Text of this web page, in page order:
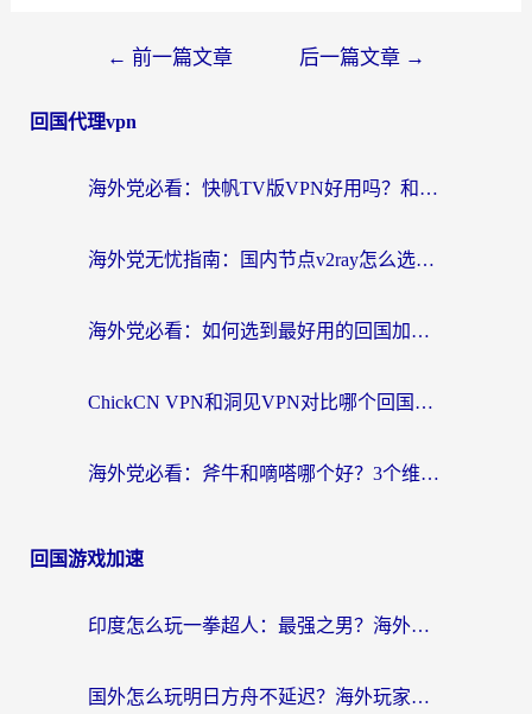
← 前一篇文章 后一篇文章 →
回国代理vpn
海外党必看：快帆TV版VPN好用吗？和快游VPN对比哪个回国效果更好？附实用避坑指南
海外党无忧指南：国内节点v2ray怎么选？一键回国VPN+多场景实测帮你避坑
海外党必看：如何选到最好用的回国加速器？从节点到售后的全维度指南
ChickCN VPN和洞见VPN对比哪个回国效果更好？海外党亲测3款加速器+避坑指南
海外党必看：斧牛和嘀嗒哪个好？3个维度教你选对回国加速器
回国游戏加速
印度怎么玩一拳超人：最强之男？海外党国服游戏加速避坑指南
国外怎么玩明日方舟不延迟？海外玩家国服游戏加速终极指南（附DNF梦幻诛仙解决方案）